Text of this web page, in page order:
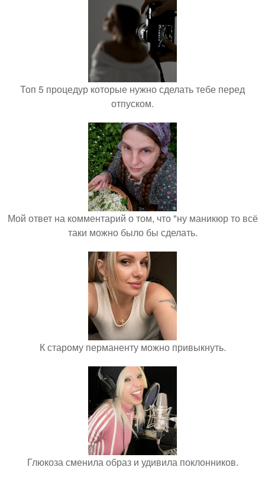
Топ 5 процедур которые нужно сделать тебе перед
отпуском.
Мой ответ на комментарий о том, что "ну маникюр то всё
таки можно было бы сделать.
К старому перманенту можно привыкнуть.
Глюкоза сменила образ и удивила поклонников.